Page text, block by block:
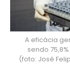
A eficácia
sendo
(foto: José